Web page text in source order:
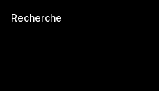
Recherche